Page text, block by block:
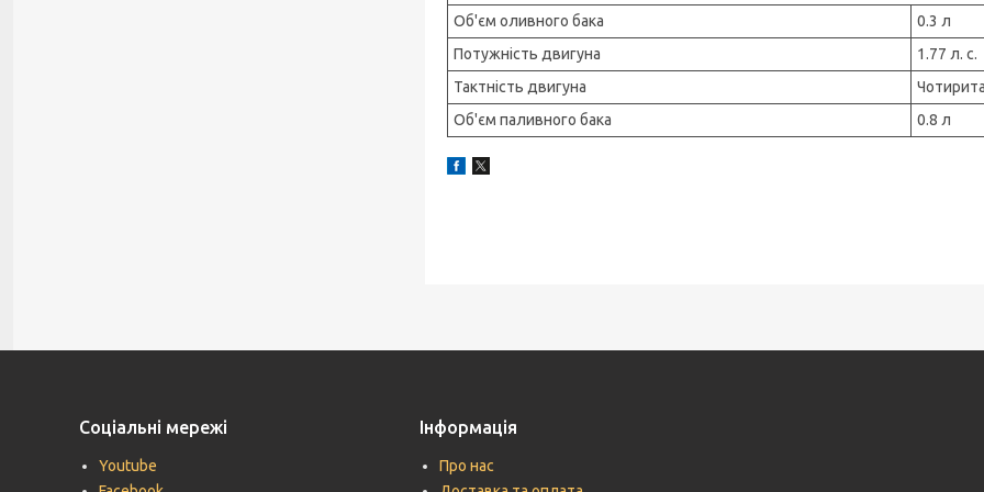
Об'єм оливного бака
0.3 л
Потужність двигуна
1.77 л. с.
Тактність двигуна
Об'єм паливного бака
0.8 л
Соціальні мережі
Youtube
Інформація
Про нас